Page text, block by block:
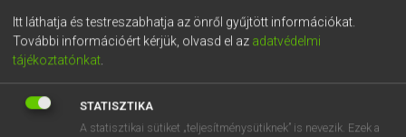
Európai uniós terminológiai szótár
Itt láthatja és testreszabhatja az önről gyűjtött információkat.
További információért kérjük, olvasd el az adatvédelmi
tájékoztatónkat.
STATISZTIKA
A statisztikai sütiket „teljesítménysütiknek” is nevezik. Ezek a
t z u i o p
g h j k l é á ű Ω
n m , . AltGr